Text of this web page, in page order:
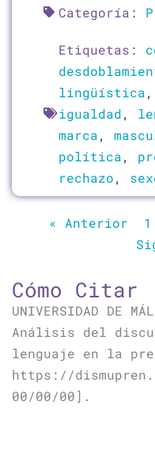
Categoría:
Etiquetas:
lingüística,
igualdad,
marca,
política,
rechazo,
« Anterior 1
Cómo Citar
UNIVERSIDAD DE
Análisis del
lenguaje en la
https://
00/00/00].